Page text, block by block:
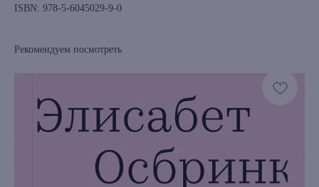
ISBN: 978-5-6045029-9-0
Рекомендуем посмотреть